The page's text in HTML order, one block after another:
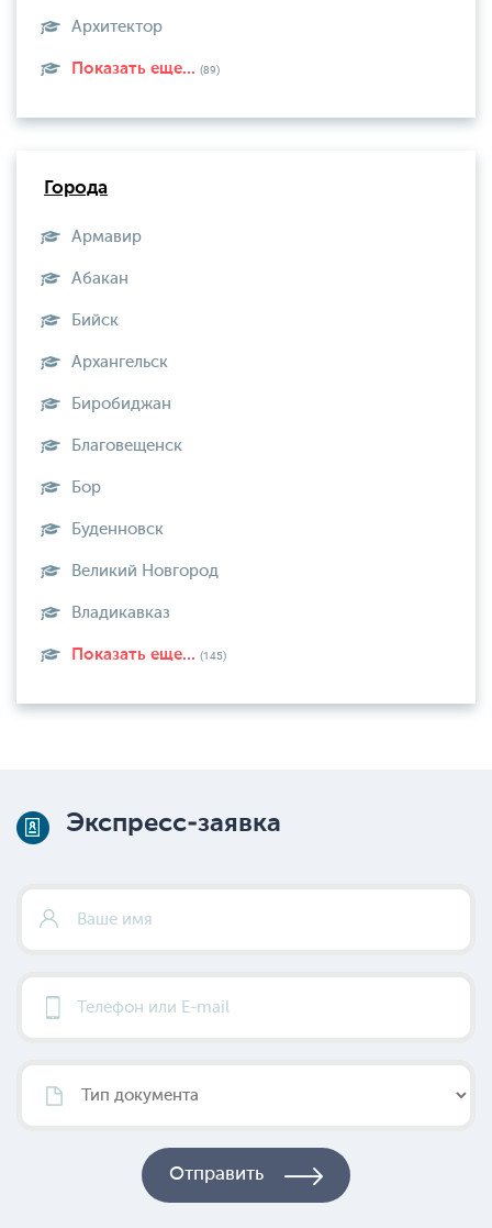
Архитектор
Показать еще... (89)
Города
Армавир
Абакан
Бийск
Архангельск
Биробиджан
Благовещенск
Бор
Буденновск
Великий Новгород
Владикавказ
Показать еще... (145)
Экспресс-заявка